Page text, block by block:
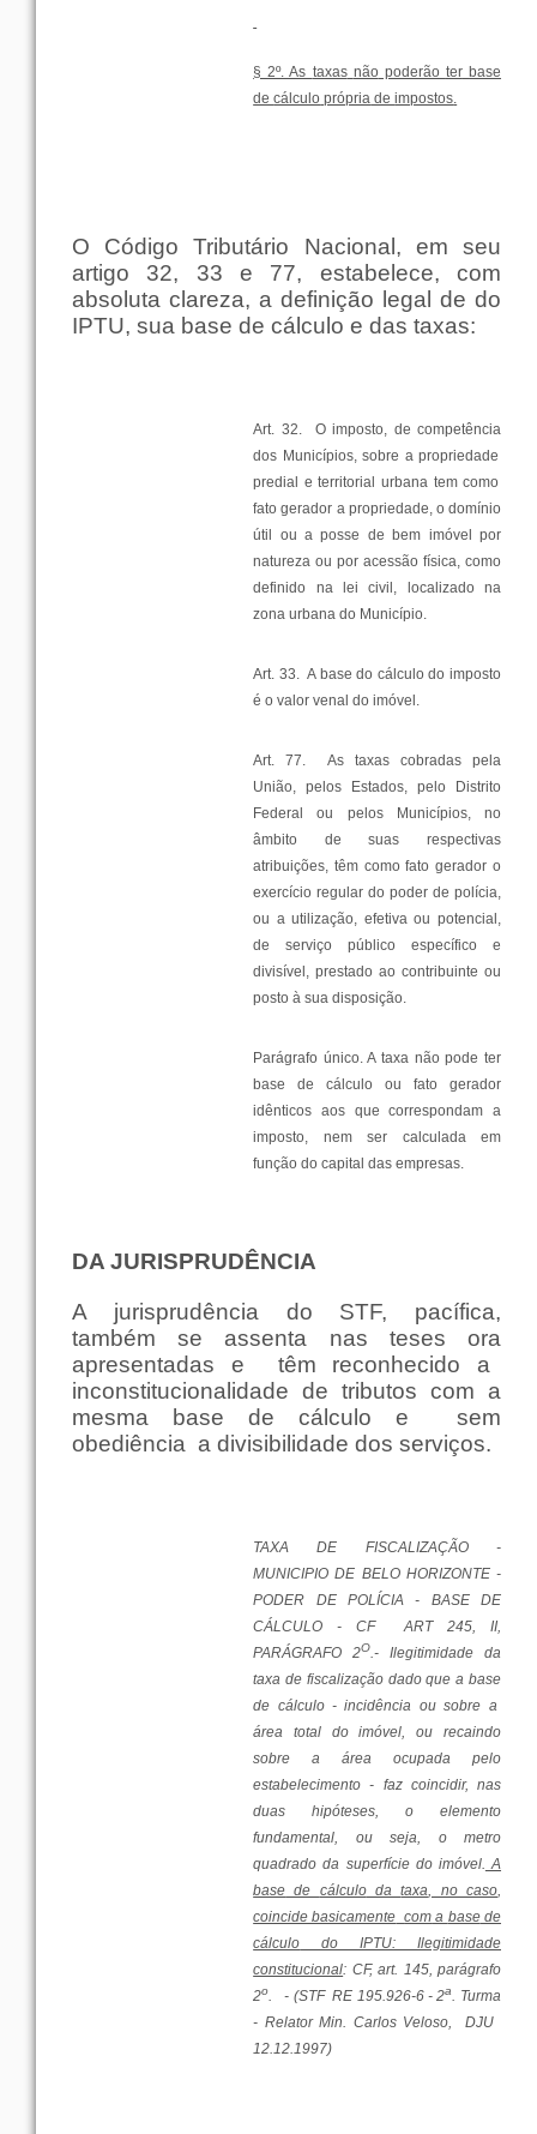
§ 2º. As taxas nãopoderão ter base
decálculo própria deimpostos
O Código Tributário Nacional, em
seu
artigo 32, 33 e 77, estabelece, com
absoluta clareza, a definição legal de do
IPTU, sua base de cálculo e das taxas:
Art. 32. Oimposto , decompetência
dos Municípios,sobre apropriedade
predial eterritorial urbana temcomo
fato gerador a propriedade , odomínio
útil ou aposse debem imóvel por
natureza ou por acessão física ,como
definido na lei civil , localizado na
zona urbana do Município
Art. 33. A base do cálculodoimposto
é ovalor venal doimóvel
Art. 77. As taxascobradaspela
União ,pelos Estados ,pelo
Distrito
Federal
ou pelos Municípios, no
âmbito desuas respectivas
atribuições , têm como fato gerador o
exercício regular dopoder depolícia
ou autilização efetiva ou potencial
deserviço público específico e
divisível , prestado aocontribuinte ou
posto àsua disposição
Parágrafo único. Ataxa nãopodeter
base decálculo ou fato
gerador
idênticos aos que correspondam a
imposto
nem ser calculadaem
função docapital dasempresas
DA JURISPRUDÊNCIA
A jurisprudência do STF, pacífica,
também se assenta nas teses
ora
apresentadas e
têm reconhecido a
inconstitucionalidade de tributos com a
mesma
base de cálculo e
sem
obediência a divisibilidade dos serviços.
TAXA DE FISCALIZAÇÃO -
MUNICIPIO DE BELO HORIZONTE-
PODER DE POLÍCIA - BASEDE
CÁLCULO - CF
ART 245, II,
PARÁGRAFO 2O .- Ilegitimidade da
taxa de fiscalização dado que abase
de cálculo-incidência ou sobre a
área
totaldoimóvel ,ou recaindo
sobre aárea ocupada
pelo
estabelecimento - faz coincidir, nas
duashipóteses , oelemento
fundamental
ouseja, ometro
quadrado da superfíciedo imóvel. A
base de cálculodataxa , no caso
coincide basicamente com a basede
cálculo do IPTU: Ilegitimidade
constitucional: CF, art. 145, parágrafo
2o - (STF RE 195.926-6 - 2a
Turma
- RelatorMin. Carlos Veloso,
DJU
12.12.1997)